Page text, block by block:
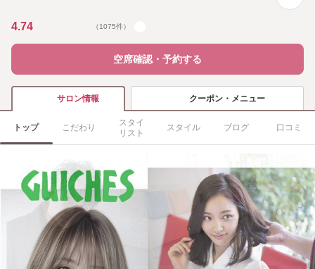
4.74 （1075件）
空席確認・予約する
サロン情報 クーポン・メニュー
トップ こだわり
スタイ
リスト
スタイル ブログ 口コミ